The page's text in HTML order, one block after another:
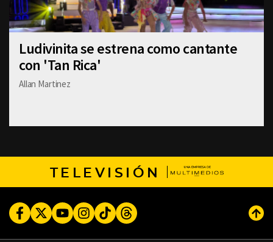
Ludivinita se estrena como cantante
con 'Tan Rica'
Allan Martinez
TELEVISIÓN
FacebookTwitterYoutubeInstagram
TikTokThreads